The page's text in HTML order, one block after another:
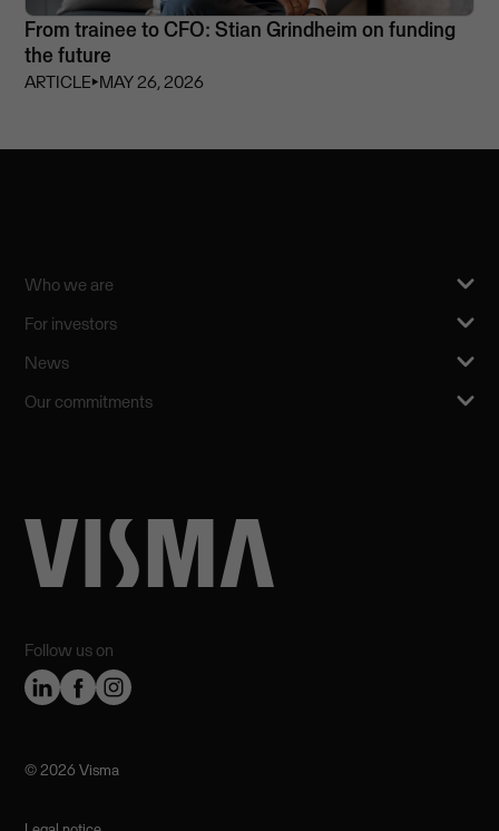
From trainee to CFO: Stian Grindheim on funding
the future
ARTICLE⏵MAY 26, 2026
Follow us on
Who we are
For investors
News
Our commitments
©️ 2026 Visma